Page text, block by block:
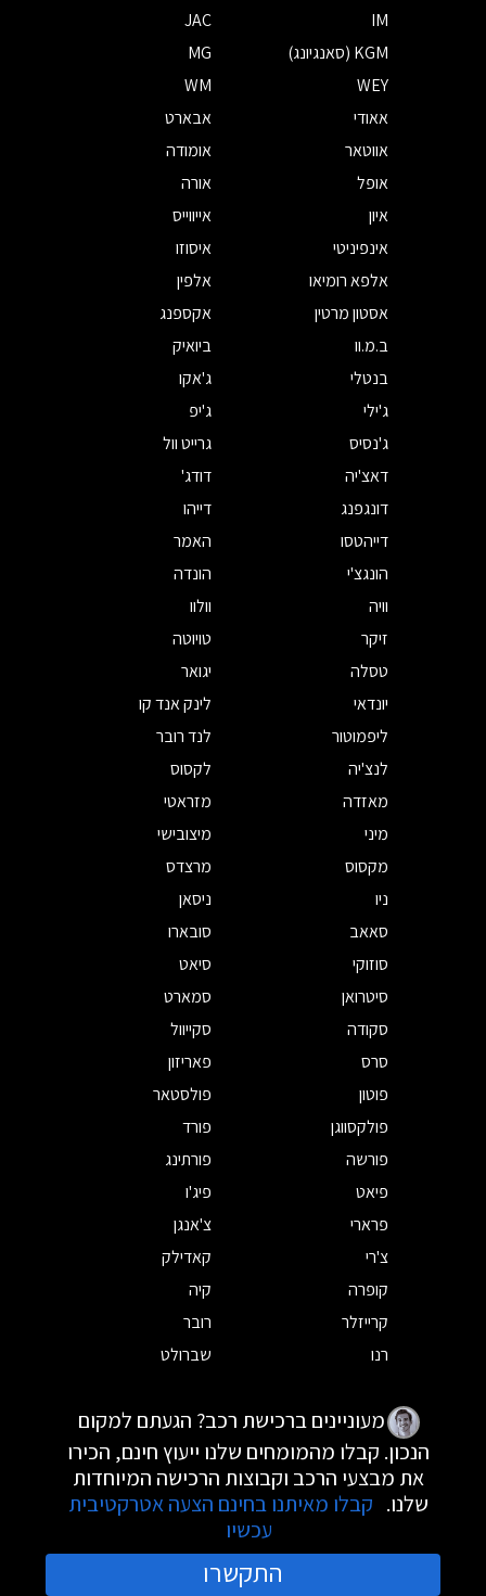
IM
JAC
KGM (סאנגיונג)
MG
WEY
WM
אאודי
אבארט
אווטאר
אומודה
אופל
אורה
איון
אייווייס
אינפיניטי
איסוזו
אלפא רומיאו
אלפין
אסטון מרטין
אקספנג
ב.מ.וו
ביואיק
בנטלי
ג'אקו
ג'ילי
ג'יפ
ג'נסיס
גרייט וול
דאצ'יה
דודג'
דונגפנג
דייהו
דייהטסו
האמר
הונגצ'י
הונדה
וויה
וולוו
זיקר
טויוטה
טסלה
יגואר
יונדאי
לינק אנד קו
ליפמוטור
לנד רובר
לנצ'יה
לקסוס
מאזדה
מזראטי
מיני
מיצובישי
מקסוס
מרצדס
ניו
ניסאן
סאאב
סובארו
סוזוקי
סיאט
סיטרואן
סמארט
סקודה
סקייוול
סרס
פאריזון
פוטון
פולסטאר
פולקסווגן
פורד
פורשה
פורתינג
פיאט
פיג'ו
פרארי
צ'אנגן
צ'רי
קאדילק
קופרה
קיה
קרייזלר
רובר
רנו
שברולט
מעוניינים ברכישת רכב? הגעתם למקום
הנכון. קבלו מהמומחים שלנו ייעוץ חינם, הכירו
את מבצעי הרכב וקבוצות הרכישה המיוחדות
שלנו. קבלו מאיתנו בחינם הצעה אטרקטיבית
עכשיו
התקשרו